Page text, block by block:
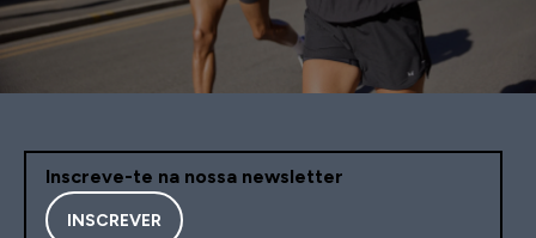
Inscreve-te na nossa newsletter
INSCREVER